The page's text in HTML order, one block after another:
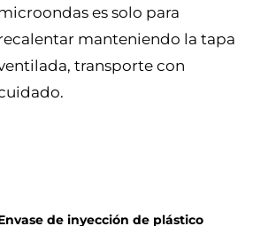
es solo para
manteniendo la tapa
transporte con
de inyección de plástico